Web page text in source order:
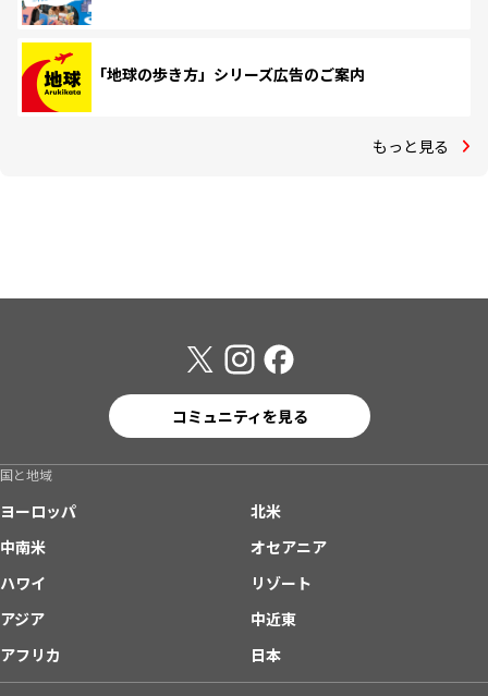
「地球の歩き方」シリーズ広告のご案内
もっと見る
コミュニティを見る
国と地域
ヨーロッパ
北米
中南米
オセアニア
ハワイ
リゾート
アジア
中近東
アフリカ
日本